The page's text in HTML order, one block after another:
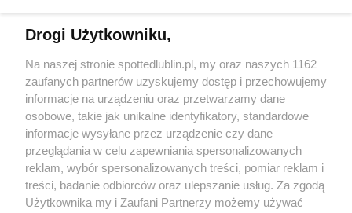
KATEGORIE
OGŁOSZENIA
Regulamin
Polityka prywatności
RODO
Warunki korzystania z treści
Drogi Użytkowniku,
Na naszej stronie spottedlublin.pl, my oraz naszych 1162
zaufanych partnerów uzyskujemy dostęp i przechowujemy
informacje na urządzeniu oraz przetwarzamy dane
osobowe, takie jak unikalne identyfikatory, standardowe
informacje wysyłane przez urządzenie czy dane
przeglądania w celu zapewniania spersonalizowanych
reklam, wybór spersonalizowanych treści, pomiar reklam i
treści, badanie odbiorców oraz ulepszanie usług. Za zgodą
Użytkownika my i Zaufani Partnerzy możemy używać